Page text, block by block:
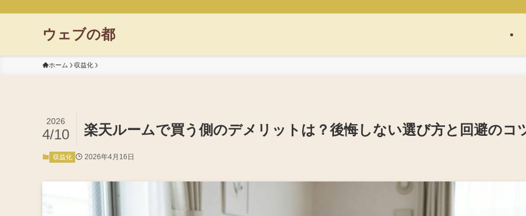
ウェブの都
ホーム 収益化
楽天ルームで買う側のデメリットは？後悔しない選び方と回避のコ
2026
4/10
収益化 2026年4月16日